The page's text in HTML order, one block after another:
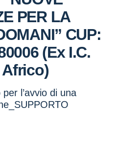
PER LA
CUP:
(Ex I.C.
l’avvio di una